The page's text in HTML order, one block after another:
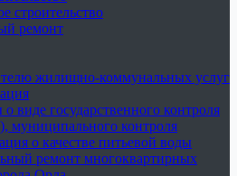
строительство
ремонт
жилищно-коммунальных услуг
виде государственного контроля
муниципального контроля
о качестве питьевой воды
ремонт многоквартирных